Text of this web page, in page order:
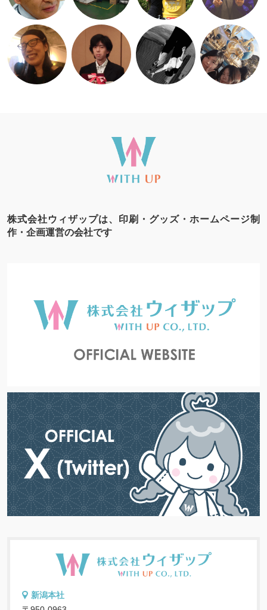
株式会社ウィザップは、印刷・グッズ・ホームページ制
作・企画運営の会社です
新潟本社